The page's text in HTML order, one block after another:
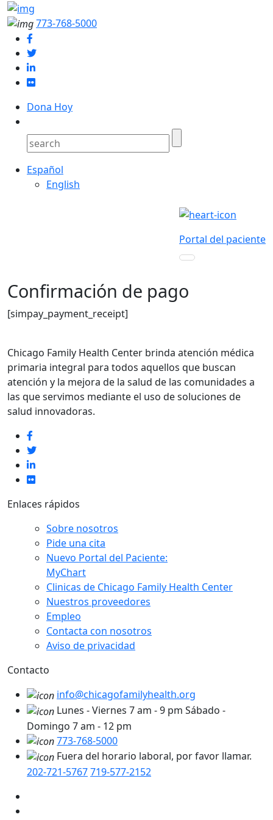
773-768-5000
Dona Hoy
Español
English
Portal del paciente
Confirmación de pago
[simpay_payment_receipt]
Chicago Family Health Center brinda atención médica
primaria integral para todos aquellos que buscan
atención y la mejora de la salud de las comunidades a
las que servimos mediante el uso de soluciones de
salud innovadoras.
Enlaces rápidos
Sobre nosotros
Pide una cita
Nuevo Portal del Paciente:
MyChart
Clinicas de Chicago Family Health Center
Nuestros proveedores
Empleo
Contacta con nosotros
Aviso de privacidad
Contacto
info@chicagofamilyhealth.org
Lunes - Viernes 7 am - 9 pm Sábado -
Domingo 7 am - 12 pm
773-768-5000
Fuera del horario laboral, por favor llamar.
202-721-5767719-577-2152